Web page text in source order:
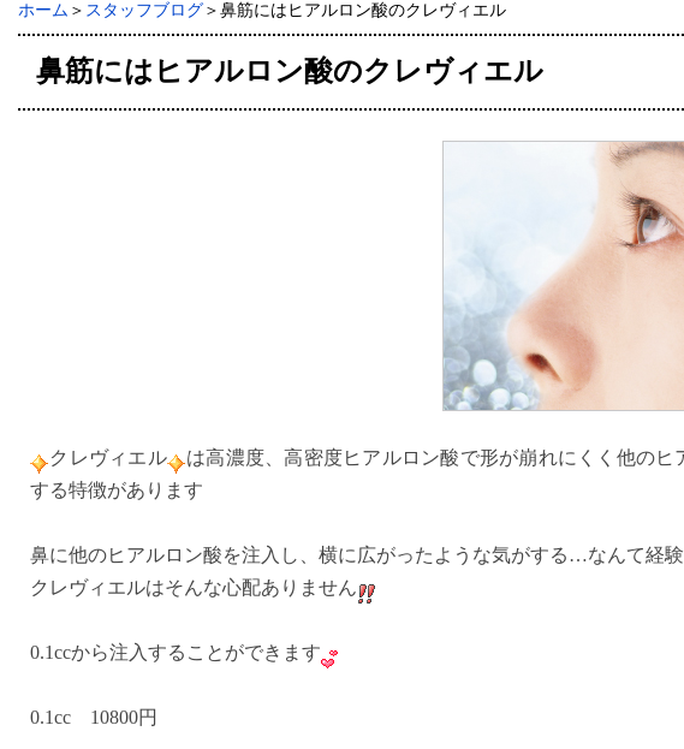
ホーム ＞ スタッフブログ ＞鼻筋にはヒアルロン酸のクレヴィエル
鼻筋にはヒアルロン酸のクレヴィエル
クレヴィエル
は高濃度、高密度ヒアルロン酸で形が崩れにくく他の
する特徴があります
鼻に他のヒアルロン酸を注入し、横に広がったような気がする…なんて経
クレヴィエルはそんな心配ありません
0.1ccから注入することができます
0.1cc 10800円